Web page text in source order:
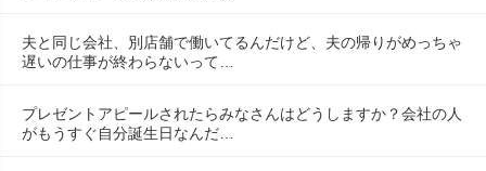
夫と同じ会社、別店舗で働いてるんだけど、夫の帰りがめっちゃ
遅いの仕事が終わらないって…
プレゼントアピールされたらみなさんはどうしますか？会社の人
がもうすぐ自分誕生日なんだ…